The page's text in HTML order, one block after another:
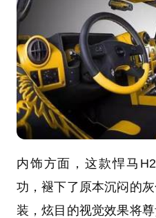
内饰方面，这款悍马
功，褪下了原本沉闷的
装，炫目的视觉效果将